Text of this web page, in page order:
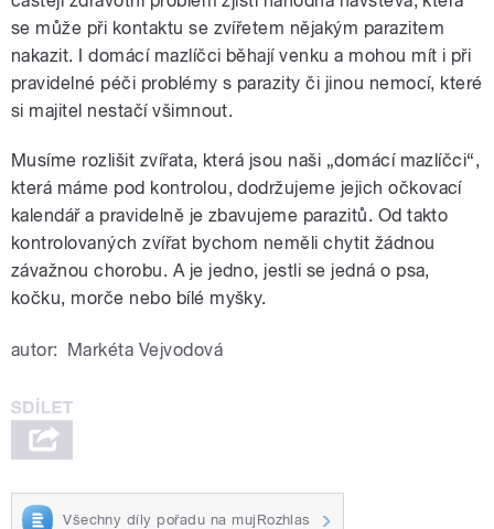
se může při kontaktu se zvířetem nějakým parazitem
nakazit. I domácí mazlíčci běhají venku a mohou mít i při
pravidelné péči problémy s parazity či jinou nemocí, které
si majitel nestačí všimnout.
Musíme rozlišit zvířata, která jsou naši „domácí mazlíčci“,
která máme pod kontrolou, dodržujeme jejich očkovací
kalendář a pravidelně je zbavujeme parazitů. Od takto
kontrolovaných zvířat bychom neměli chytit žádnou
závažnou chorobu. A je jedno, jestli se jedná o psa,
kočku, morče nebo bílé myšky.
autor: Markéta Vejvodová
Všechny díly pořadu na mujRozhlas